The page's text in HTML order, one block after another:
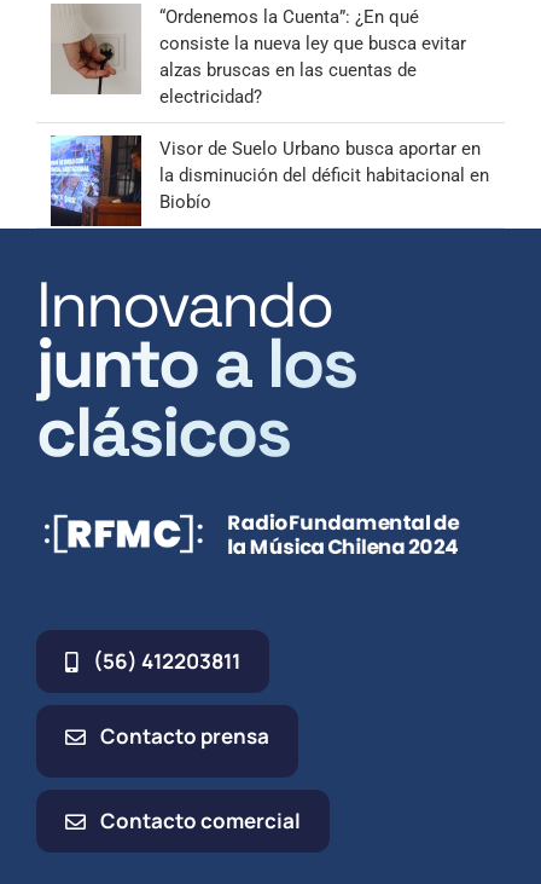
“Ordenemos la Cuenta”: ¿En qué
consiste la nueva ley que busca evitar
alzas bruscas en las cuentas de
electricidad?
Visor de Suelo Urbano busca aportar en
la disminución del déficit habitacional en
Biobío
Innovando
junto a los
clásicos
(56) 412203811
Contacto prensa
Contacto comercial